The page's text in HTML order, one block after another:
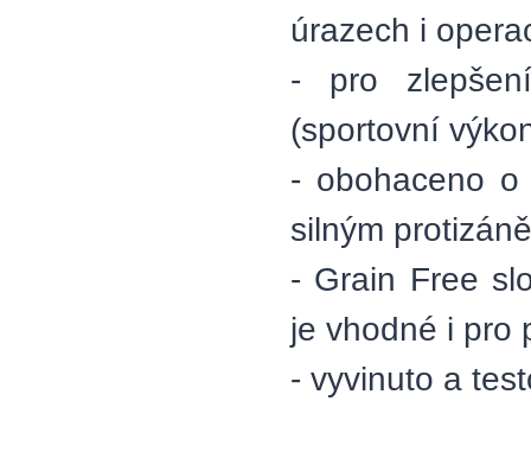
úrazech i
- pro
(sportovní
- obohaceno o
silným
- Grain Free
je vhodné i pro
- vyvinuto a